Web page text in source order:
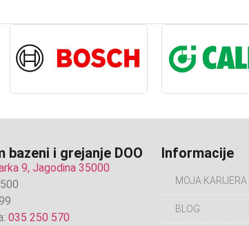
bazeni i grejanje DOO
9, Jagodina 35000
035 250 570
Informacije
MOJA KARIJERA
BLOG